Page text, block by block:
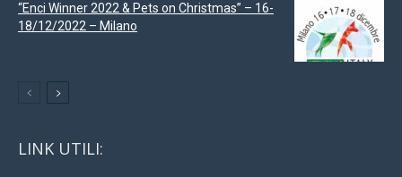
“Enci Winner 2022 & Pets on Christmas” – 16-
18/12/2022 – Milano
LINK UTILI: